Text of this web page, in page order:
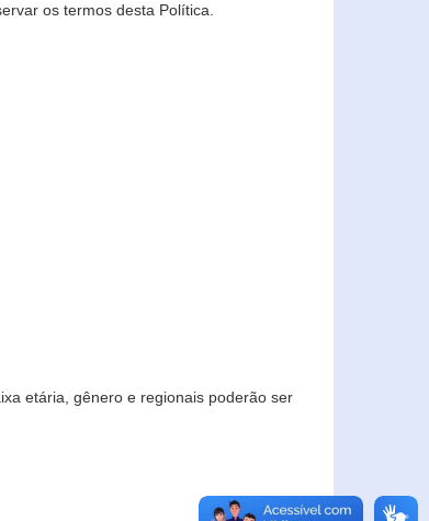
os termos desta Política.
etária, gênero e regionais poderão ser